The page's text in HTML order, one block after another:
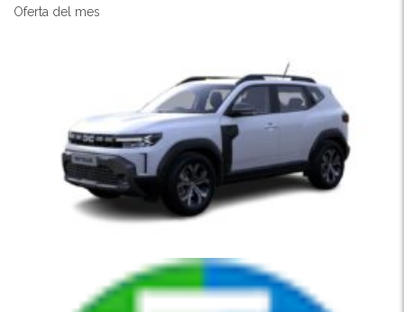
Oferta del mes